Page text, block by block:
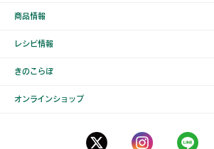
商品情報
レシピ情報
きのこらぼ
オンラインショップ